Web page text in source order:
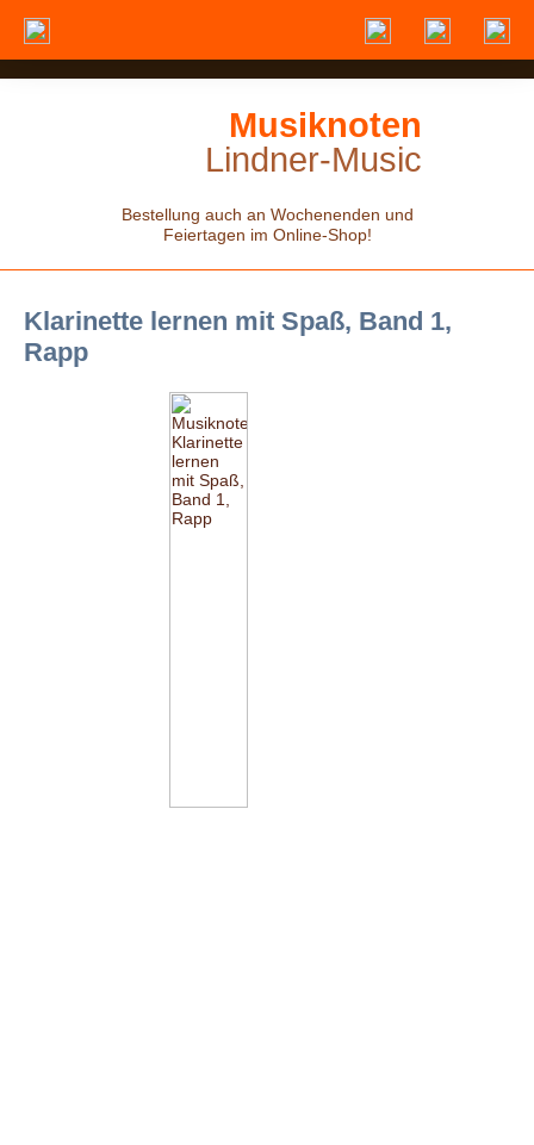
Musiknoten
Lindner-Music
Bestellung auch an Wochenenden und
Feiertagen im Online-Shop!
Klarinette lernen mit Spaß, Band 1,
Rapp